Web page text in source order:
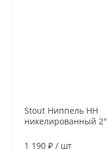
Stout Ниппель HH
никелированный 2"
1 190 ₽ / шт